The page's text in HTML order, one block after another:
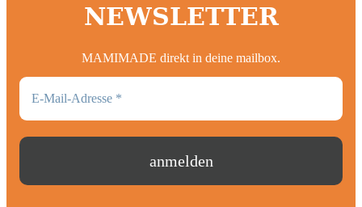
NEWSLETTER
MAMIMADE direkt in deine mailbox.